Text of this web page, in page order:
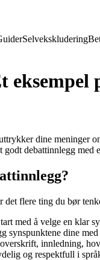
Selvekskludering
dine meninger
debattinnlegg med
det flere ting du bør
med å velge en klar
synspunktene dine
innledning,
og respektfull i